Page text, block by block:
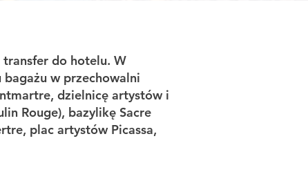
do hotelu. W
w przechowalni
dzielnicę artystów i
Rouge), bazylikę Sacre
plac artystów Picassa,